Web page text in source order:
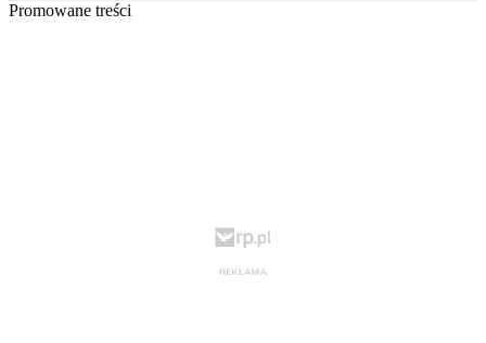
Promowane treści